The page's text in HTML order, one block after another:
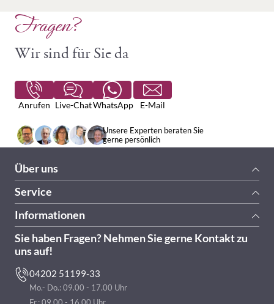
Fragen?
Wir sind für Sie da
Anrufen Live-ChatWhatsApp E-Mail
Unsere Experten beraten Sie
gerne persönlich
Sie haben Fragen? Nehmen Sie gerne Kontakt zu
uns auf!
04202 51199-33
Mo.- Do.: 09.00 - 17.00 Uhr
Fr.: 09.00 - 16.00 Uhr
Über uns
Service
Informationen